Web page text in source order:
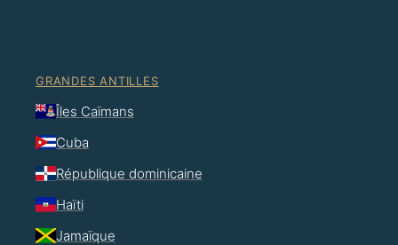
GRANDES ANTILLES
Îles Caïmans
Cuba
République dominicaine
Haïti
Jamaïque